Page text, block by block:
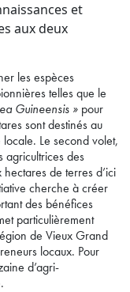
et
aux deux
les espèces
telles que le
Guineensis » pour
sont destinés au
Le second volet,
agricultrices des
de terres d’ici
cherche à créer
des bénéfices
particulièrement
de Vieux Grand
locaux. Pour
d’agri-